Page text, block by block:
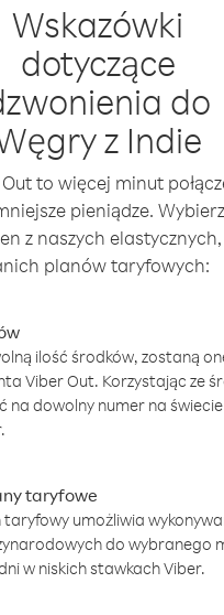
Wskazówki
dotyczące
do
z Indie
to więcej minut
pieniądze. Wybierz
z naszych elastycznych,
planów taryfowych:
ilość środków, zostaną
Viber Out. Korzystając ze
na dowolny numer na
taryfowe
umożliwia
do wybranego
w niskich stawkach Viber.